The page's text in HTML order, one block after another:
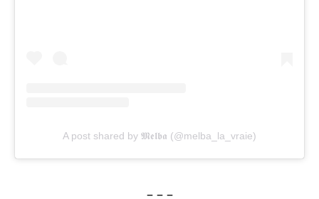
A post shared by 𝕸𝖊𝖑𝖇𝖆 (@melba_la_vraie)
– – –